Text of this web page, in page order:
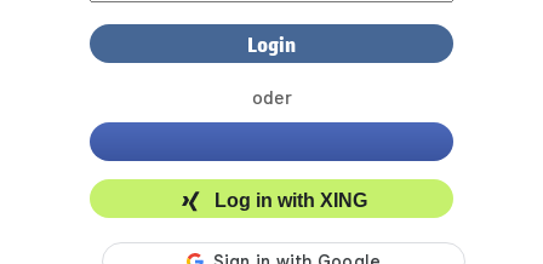
oder
Log in with XING